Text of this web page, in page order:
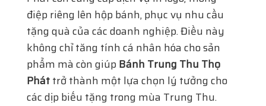
điệp riêng lên hộp bánh, phục vụ nhu cầu
tặng quà của các doanh nghiệp. Điều này
không chỉ tăng tính cá nhân hóa cho sản
phẩm mà còn giúp Bánh Trung Thu Thọ
Pháttrở thành một lựa chọn lý tưởng cho
các dịp biếu tặng trong mùa Trung Thu.